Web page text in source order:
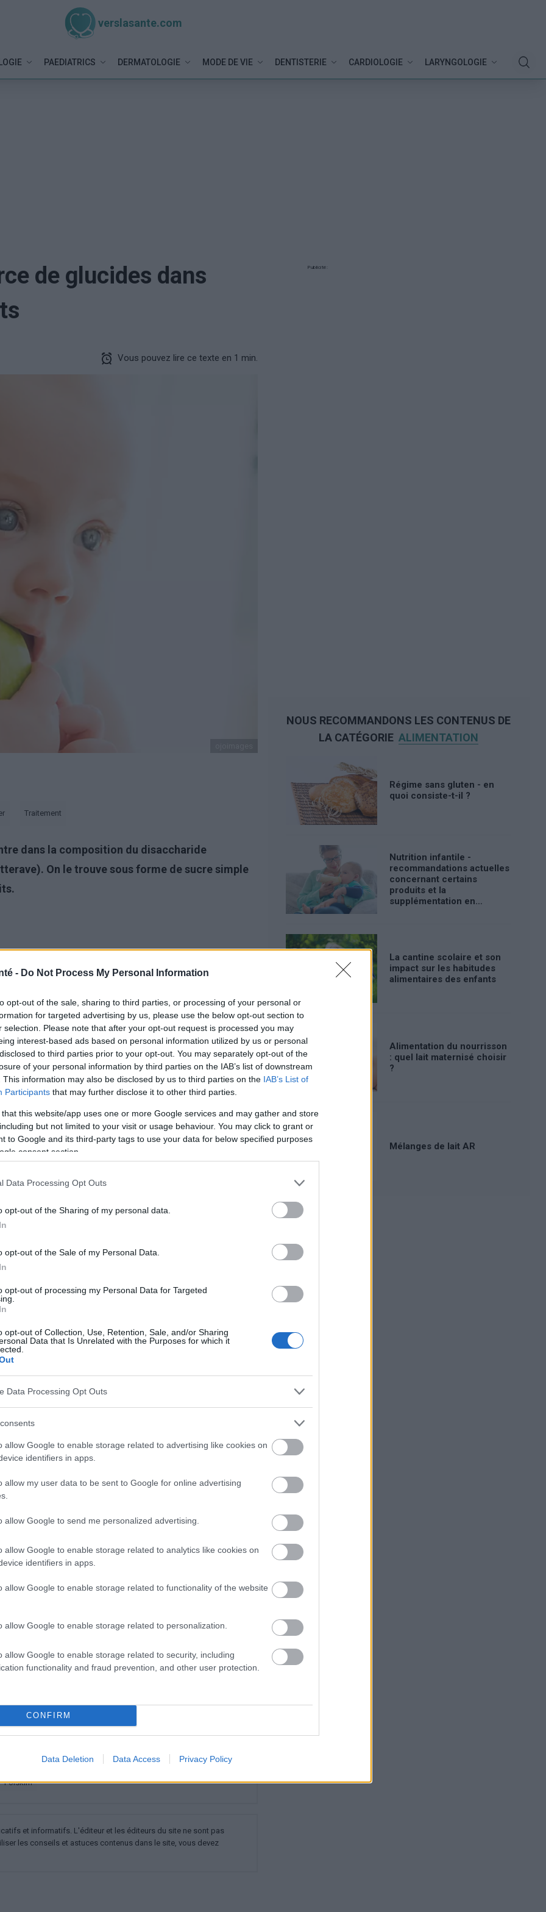
- Do Not Process My Personal Information
opt-out of the sale, sharing to third parties, or processing of your personal or
for targeted advertising by us, please use the below opt-out section to
selection. Please note that after your opt-out request is processed you may
interest-based ads based on personal information utilized by us or personal
to third parties prior to your opt-out. You may separately opt-out of the
of your personal information by third parties on the IAB’s list of downstream
This information may also be disclosed by us to third parties on the IAB’s List of
Participants that may further disclose it to other third parties.
that this website/app uses one or more Google services and may gather and store
but not limited to your visit or usage behaviour. You may click to grant or
to Google and its third-party tags to use your data for below specified purposes
consent section.
Data Processing Opt Outs
opt-out of the Sharing of my personal data.
opt-out of the Sale of my Personal Data.
opt-out of processing my Personal Data for Targeted
opt-out of Collection, Use, Retention, Sale, and/or Sharing
Data that Is Unrelated with the Purposes for which it
Data Processing Opt Outs
allow Google to enable storage related to advertising like cookies on
identifiers in apps.
allow my user data to be sent to Google for online advertising
allow Google to send me personalized advertising.
allow Google to enable storage related to analytics like cookies on
identifiers in apps.
allow Google to enable storage related to functionality of the website
allow Google to enable storage related to personalization.
allow Google to enable storage related to security, including
functionality and fraud prevention, and other user protection.
CONFIRM
Data Deletion Data Access Privacy Policy
verslasante.com
PAEDIATRICS DERMATOLOGIE MODE DE VIE DENTISTERIE CARDIOLOGIE LARYNGOLOGIE
de glucides dans
Vous pouvez lire ce texte en 1 min.
Traitement
dans la composition du disaccharide
On le trouve sous forme de sucre simple
(glucose et galactose fructose
est absorbé par
protéines de transport membranaire. C'est pour
comme sucre dans ce que l'on appelle les
aux enfants dont la muqueuse intestinale est
d'allaitement sont utilisés dans ces cas,
être nocif dans certaines conditions.
un avis négatif sur tout mélange de fructose
de 4 à 6 mois.
pour votre bébé, faites également attention à la
consultez votre médecin. Il est
votre bébé présente soudainement des
sucre ordinaire (saccharose) ou un mélange lacté
s'agir d'un symptôme d'une maladie
prêtes à l'emploi ni d'utiliser des préparations
l'âge de 4 à 6 mois.
le sur Facebook!
polskim
et informatifs. L'éditeur et les éditeurs du site ne sont pas
les conseils et astuces contenus dans le site, vous devez
Publicité:
NOUS RECOMMANDONS LES CONTENUS DE
LA CATÉGORIE ALIMENTATION
Régime sans gluten - en
quoi consiste-t-il ?
Nutrition infantile -
recommandations actuelles
concernant certains
produits et la
supplémentation en
La cantine scolaire et son
impact sur les habitudes
alimentaires des enfants
Alimentation du nourrisson
: quel lait maternisé choisir
?
Mélanges de lait AR